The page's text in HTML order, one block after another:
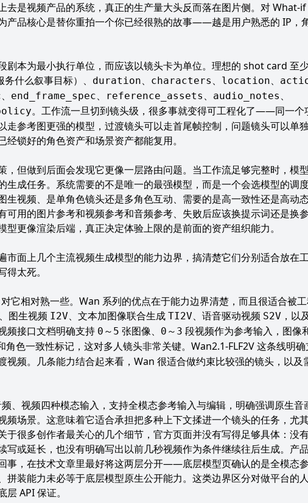
去是视频产品的系统，真正的生产量大头反而落在图片侧。对 What-
产品核心是替你重拍一个你已经很熟的故事——越是用户熟悉的 IP，
剧本为最小执行单位，而应该以镜头卡为单位。理想的 shot card 至
务什么叙事目标）、 duration、 characters 、 location、
、 end_frame_spec、 reference_assets 、 audio_notes 、
。工作流一旦切到镜头级，很多事就变得可工程化了——同一个
走参考图更强的模型，过渡镜头可以走首尾帧控制，问题镜头可以单
锁好的角色资产和场景资产都能复用。
，但做到后面会发现它更像一层路由问题。当工作流足够完整时，模
生成任务。系统需要的不是唯一的最强模型，而是一个会选模型的调
生视频、是单角色镜头还是多角色互动、需要的是高一致性还是高动
可用的图片参考和视频参考和音频参考、失败后应该换提示词还是换
更像渲染后端，真正决定体验上限的是前面的资产组织能力。
市面上几个主流视频生成模型的能力边界，搞清楚它们分别适合放在
太死。
相对熟一些。Wan 系列的优点在于能力边界清楚，而且很适合被工
、图生视频 I2V、文本加图像联合生成 TI2V、语音驱动视频 S2V ，以
频接口文档明确支持 0～5 张图像、 0～3 段视频作为参考输入，图像
角色一致性标记，这对多人镜头非常关键。 Wan2.1-FLF2V这条线明
视频。几条能力结合起来看，Wan 很适合做约束比较强的镜头，以及
、视频四种模态输入，支持全模态参考输入与编辑，明确强调原生音
频场景。这意味着它适合承担把多种上下文揉进一个镜头的任务，尤
于很多创作者最关心的几个细节，官方页面并没有写得足够具体：没
写或延长，也没有明确写出以前几秒视频作为条件继续往后生成。产
事，在技术文章里最好将这两层分开——底层模型页确认的是全模态
拼装能力未必等于底层模型原生公开能力。这类边界区分对做平台的
API 保证。